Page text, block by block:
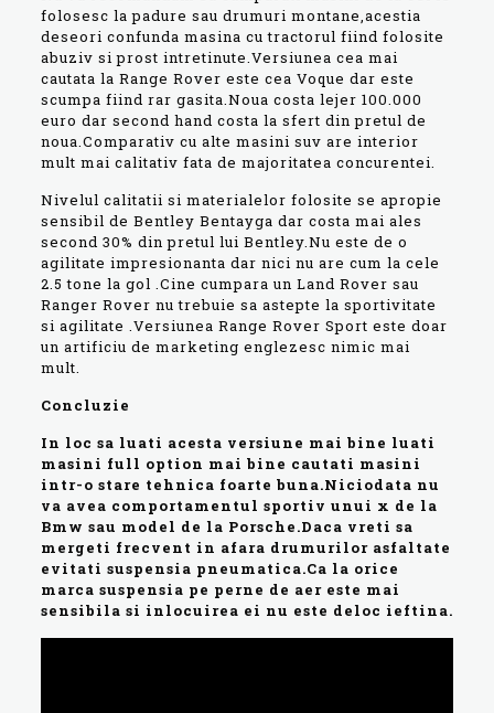
folosesc la padure sau drumuri montane,acestia
deseori confunda masina cu tractorul fiind folosite
abuziv si prost intretinute.Versiunea cea mai
cautata la Range Rover este cea Voque dar este
scumpa fiind rar gasita.Noua costa lejer 100.000
euro dar second hand costa la sfert din pretul de
noua.Comparativ cu alte masini suv are interior
mult mai calitativ fata de majoritatea concurentei.
Nivelul calitatii si materialelor folosite se apropie
sensibil de Bentley Bentayga dar costa mai ales
second 30% din pretul lui Bentley.Nu este de o
agilitate impresionanta dar nici nu are cum la cele
2.5 tone la gol .Cine cumpara un Land Rover sau
Ranger Rover nu trebuie sa astepte la sportivitate
si agilitate .Versiunea Range Rover Sport este doar
un artificiu de marketing englezesc nimic mai
mult.
Concluzie
In loc sa luati acesta versiune mai bine luati
masini full option mai bine cautati masini
intr-o stare tehnica foarte buna.Niciodata nu
va avea comportamentul sportiv unui x de la
Bmw sau model de la Porsche.Daca vreti sa
mergeti frecvent in afara drumurilor asfaltate
evitati suspensia pneumatica.Ca la orice
marca suspensia pe perne de aer este mai
sensibila si inlocuirea ei nu este deloc ieftina.